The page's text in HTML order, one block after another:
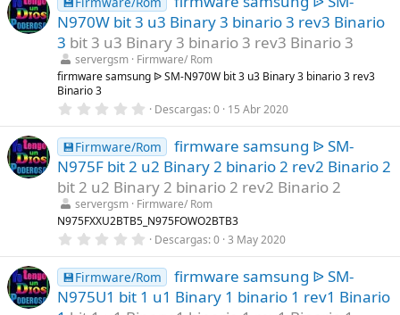
e
s
t
r
e
l
l
s
)
N970W bit 3 u3 Binary 3 binario 3 rev3 Binario
3 bit 3 u3 Binary 3 binario 3 rev3 Binario 3
servergsm Firmware/ Rom
firmware samsung ᐉ SM-N970W bit 3 u3 Binary 3 binario 3 rev3
Binario 3
0
0
0
e
s
t
r
e
l
l
a
(
s
)
Descargas 0 15 Abr 2020
💾Firmware/Rom
firmware samsung ᐉ SM-
N975F bit 2 u2 Binary 2 binario 2 rev2 Binario 2
bit 2 u2 Binary 2 binario 2 rev2 Binario 2
servergsm Firmware/ Rom
N975FXXU2BTB5_N975FOWO2BTB3
0
0
0
e
s
Descargas 0 3 May 2020
💾Firmware/Rom
firmware samsung ᐉ SM-
N975U1 bit 1 u1 Binary 1 binario 1 rev1 Binario